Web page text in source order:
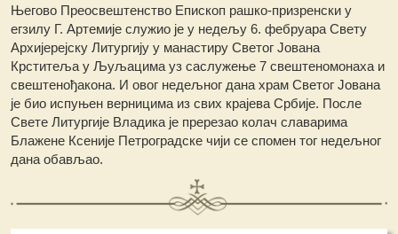
Његово Преосвештенство Епископ рашко-призренски у
егзилу Г. Артемије служио је у недељу 6. фебруара Свету
Архијерејску Литургију у манастиру Светог Јована
Крститеља у Љуљацима уз саслужење 7 свештеномонаха и
свештенођакона. И овог недељног дана храм Светог Јована
је био испуњен верницима из свих крајева Србије. После
Свете Литургије Владика је пререзао колач славарима
Блажене Ксеније Петроградске чији се спомен тог недељног
дана обављао.